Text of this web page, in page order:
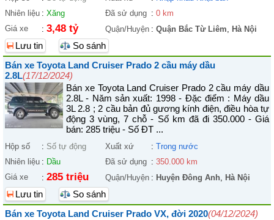
Nhiên liệu : Xăng Đã sử dụng : 0 km
Giá xe
: 3,48 tỷ Quận/Huyện : Quận Bắc Từ Liêm, Hà Nội
Lưu tin
So sánh
Bán xe Toyota Land Cruiser Prado 2 cầu máy dầu
2.8L(17/12/2024)
Bán xe Toyota Land Cruiser Prado 2 cầu máy dầu
2.8L - Năm sản xuất: 1998 - Đặc điểm : Máy dầu
3L 2.8 ; 2 cầu bản đủ gương kính điện, điều hòa tự
động 3 vùng, 7 chỗ - Số km đã đi 350.000 - Giá
bán: 285 triệu - Số ĐT ...
Hộp số : Số tự động Xuất xứ : Trong nước
Nhiên liệu : Dầu Đã sử dụng : 350.000 km
Giá xe
: 285 triệu Quận/Huyện : Huyện Đông Anh, Hà Nội
Lưu tin
So sánh
Bán xe Toyota Land Cruiser Prado VX, đời 2020(04/12/2024)